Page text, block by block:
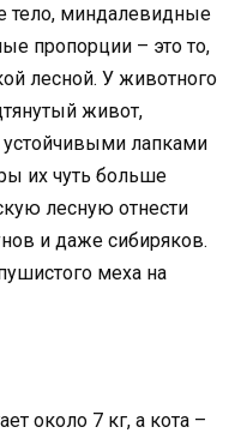
тело, миндалевидные
пропорции – это то,
лесной. У животного
живот,
устойчивыми лапками
их чуть больше
лесную отнести
и даже сибиряков.
меха на
около 7 кг, а кота –